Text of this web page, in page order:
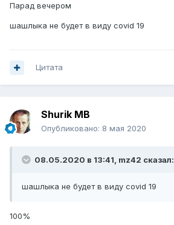
Парад вечером
шашлыка не будет в виду covid 19
Цитата
Shurik MB
Опубликовано: 8 мая 2020
08.05.2020 в 13:41, mz42 сказал:
шашлыка не будет в виду covid 19
100%